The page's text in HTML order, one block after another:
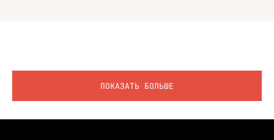
ПОКАЗАТЬ БОЛЬШЕ